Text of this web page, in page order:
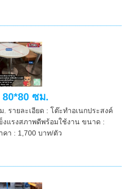
ซม.
รายละเอียด : โต๊ะทำอเนกประสงค์
แรงสภาพดีพร้อมใช้งาน ขนาด :
คา : 1,700 บาท/ตัว